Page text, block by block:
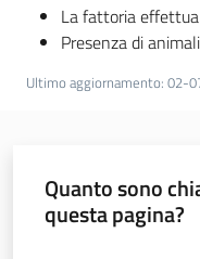
La fattoria
Presenza di animali
Ultimo aggiornamento: 02-
Quanto sono
questa pagina?